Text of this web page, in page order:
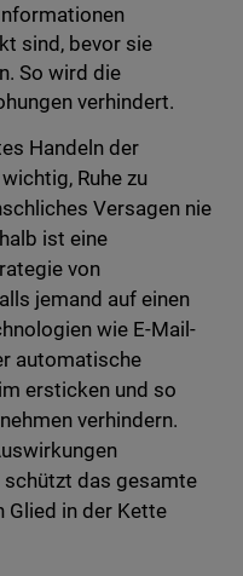
sind, bevor sie
So wird die
verhindert.
Handeln der
Ruhe zu
Versagen nie
ist eine
von
jemand auf einen
wie E-Mail-
automatische
ersticken und so
verhindern.
schützt das gesamte
Glied in der Kette